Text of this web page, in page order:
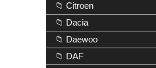
📁 Citroen
📁 Dacia
📁 Daewoo
📁 DAF